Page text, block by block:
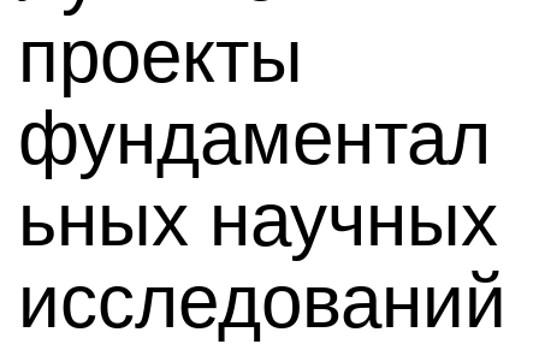
проекты
фундаментал
ьных научных
исследований